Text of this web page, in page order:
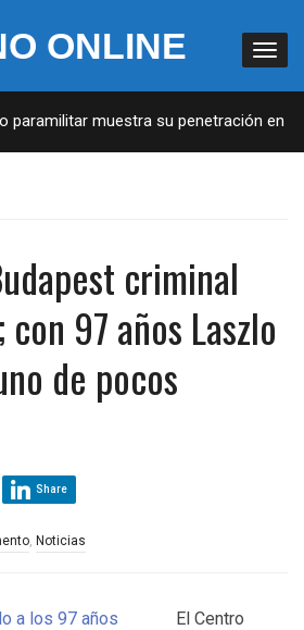
ONLINE
muestra su penetración en la
criminal
97 años Laszlo
de pocos
Share
, Noticias
El Centro